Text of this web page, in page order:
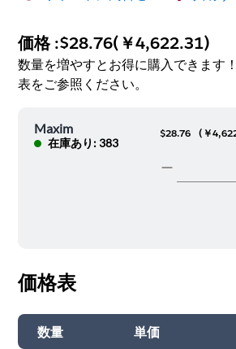
価格 :$28.76(￥4,622.31)
数量を増やすとお得に購入できます
表をご参照ください。
Maxim
在庫あり: 383
$28.76 ( ￥
価格表
数量 単価